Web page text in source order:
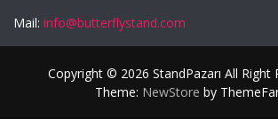
Mail: info@butterflystand.com
Copyright © 2026 StandPazarı All Right
Theme: NewStore by